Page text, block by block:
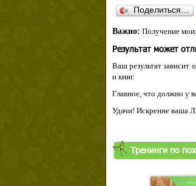
Поделиться…
Важно: Получение
Результат может
Ваш результат зависит
и книг.
Главное, что должно у
Удачи! Искренне ваша
Тренинги по